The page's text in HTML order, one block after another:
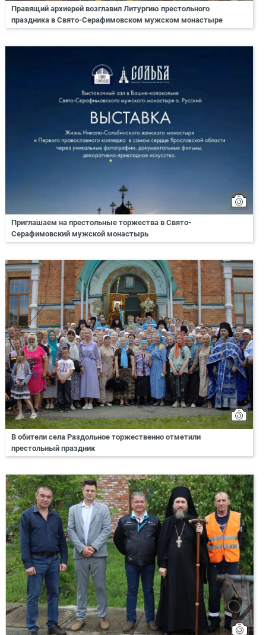
Правящий архиерей возглавил Литургию престольного
праздника в Свято-Серафимовском мужском монастыре
Приглашаем на престольные торжества в Свято-
Серафимовский мужской монастырь
В обители села Раздольное торжественно отметили
престольный праздник